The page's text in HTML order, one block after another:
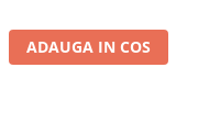
ADAUGA IN COS